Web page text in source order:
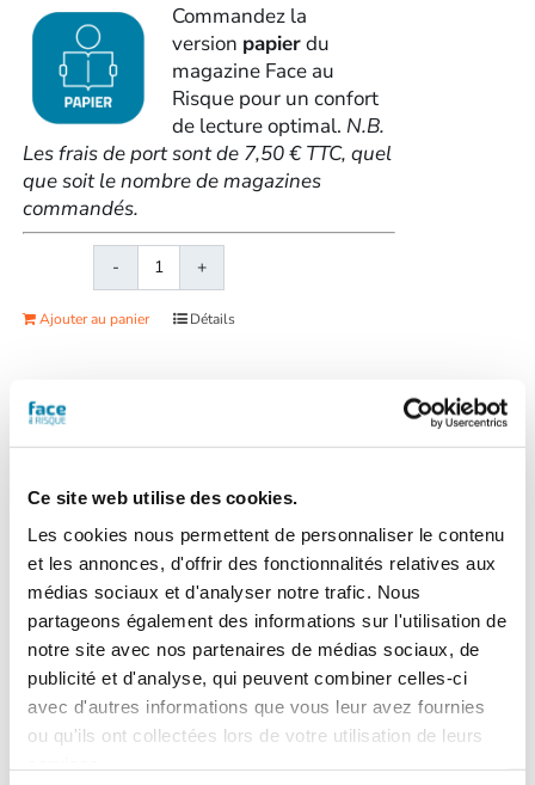
Ce site web utilise des cookies.
Les cookies nous permettent de personnaliser le contenu
et les annonces, d'offrir des fonctionnalités relatives aux
médias sociaux et d'analyser notre trafic. Nous
partageons également des informations sur l'utilisation de
notre site avec nos partenaires de médias sociaux, de
publicité et d'analyse, qui peuvent combiner celles-ci
avec d'autres informations que vous leur avez fournies
ou qu'ils ont collectées lors de votre utilisation de leurs
Commandez la
version papierdu
magazine Face au
Risque pour un confort
de lecture optimal. N.B.
Les frais de port sont de 7,50 € TTC, quel
que soit le nombre de magazines
commandés.
quantité
de
Face
n°
-
Juin
2022
Ajouter au panier Détails
Face au Risque
Magazine papier n° 584 –
Juillet-août 2022
32,00€ TTC
Dossier : reconnaissance
faciale
Le Barpi a 30 ans, les dispositifs
antichute, bonnes pratiques chez